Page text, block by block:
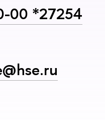
00 *27254